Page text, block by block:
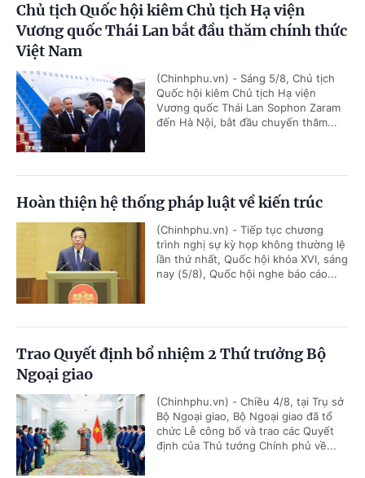
Chủ tịch Quốc hội kiêm Chủ tịch Hạ viện
Vương quốc Thái Lan bắt đầu thăm chính thức
Việt Nam
(Chinhphu.vn) - Sáng 5/8, Chủ tịch
Quốc hội kiêm Chủ tịch Hạ viện
Vương quốc Thái Lan Sophon Zaram
đến Hà Nội, bắt đầu chuyến thăm...
Hoàn thiện hệ thống pháp luật về kiến trúc
(Chinhphu.vn) - Tiếp tục chương
trình nghị sự kỳ họp không thường lệ
lần thứ nhất, Quốc hội khóa XVI, sáng
nay (5/8), Quốc hội nghe báo cáo...
Trao Quyết định bổ nhiệm 2 Thứ trưởng Bộ
Ngoại giao
(Chinhphu.vn) - Chiều 4/8, tại Trụ sở
Bộ Ngoại giao, Bộ Ngoại giao đã tổ
chức Lễ công bố và trao các Quyết
định của Thủ tướng Chính phủ về...